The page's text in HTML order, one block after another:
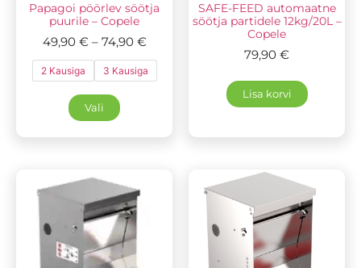
Papagoi pöörlev söötja
puurile – Copele
49,90 € – 74,90 €
2 Kausiga 3 Kausiga
Vali
SAFE-FEED automaatne
söötja partidele 12kg/20L –
Copele
79,90 €
Lisa korvi